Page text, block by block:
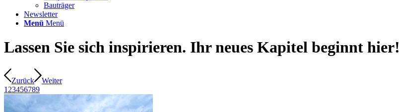
Bauträger
Newsletter
Menü Menü
Lassen Sie sich inspirieren. Ihr neues Kapitel beginnt hier!
Zurück
Weiter
1 23456789